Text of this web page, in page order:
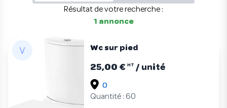
Résultat de votre recherche :
1 annonce
Wc sur pied
25,00 € HT / unité
()
Quantité : 60